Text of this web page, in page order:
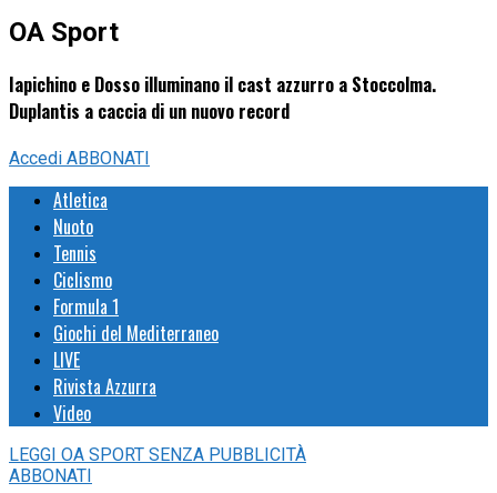
OA Sport
Iapichino e Dosso illuminano il cast azzurro a Stoccolma.
Duplantis a caccia di un nuovo record
Accedi ABBONATI
Atletica
Nuoto
Tennis
Ciclismo
Formula 1
Giochi del Mediterraneo
LIVE
Rivista Azzurra
Video
LEGGI OA SPORT SENZA PUBBLICITÀ
ABBONATI